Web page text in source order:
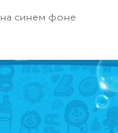
на синем фоне